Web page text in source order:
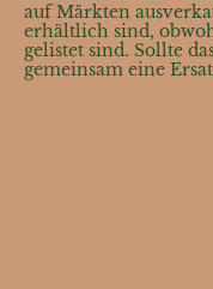
auf Märkten
erhältlich sind,
gelistet sind. Sollte
gemeinsam eine